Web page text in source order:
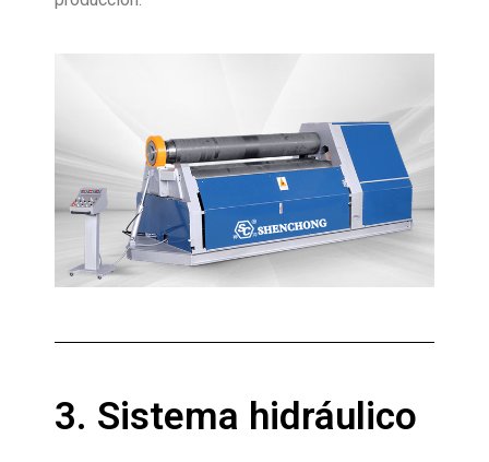
3. Sistema hidráulico